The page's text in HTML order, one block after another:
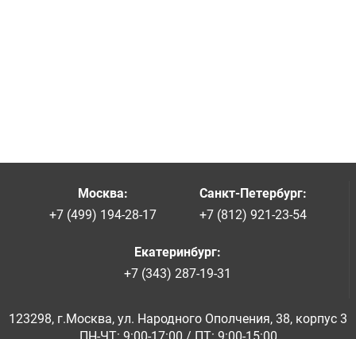
Москва:
+7 (499) 194-28-17
Санкт-Петербург:
+7 (812) 921-23-54
Екатеринбург:
+7 (343) 287-19-31
123298, г.Москва, ул. Народного Ополчения, 38, корпус 3